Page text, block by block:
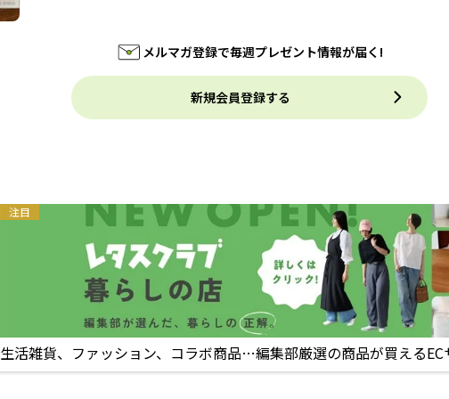
メルマガ登録で毎週プレゼント情報が届く!
新規会員登録する
注目
生活雑貨、ファッション、コラボ商品…編集部厳選の商品が買えるEC